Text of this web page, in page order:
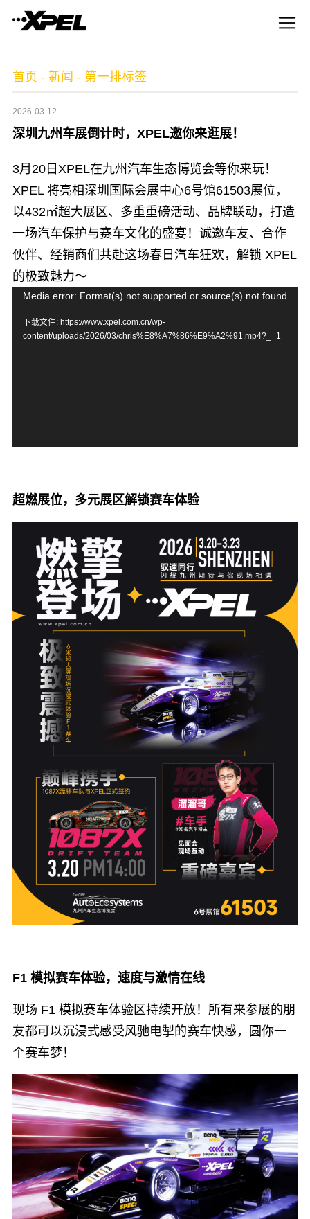
首页 - 新闻 - 第一排标签
2026-03-12
深圳九州车展倒计时，XPEL邀你来逛展！
3月20日XPEL在九州汽车生态博览会等你来玩！
XPEL 将亮相深圳国际会展中心6号馆61503展位，
以432㎡超大展区、多重重磅活动、品牌联动，打造
一场汽车保护与赛车文化的盛宴！诚邀车友、合作
伙伴、经销商们共赴这场春日汽车狂欢，解锁 XPEL
的极致魅力～
视
频
播
Media error: Format(s) not supported or source(s) not found
下载文件: https://www.xpel.com.cn/wp-
content/uploads/2026/03/chris%E8%A7%86%E9%A2%91.mp4?_=1
超燃展位，多元展区解锁赛车体验
F1 模拟赛车体验，速度与激情在线
现场 F1 模拟赛车体验区持续开放！所有来参展的朋
友都可以沉浸式感受风驰电掣的赛车快感，圆你一
个赛车梦！